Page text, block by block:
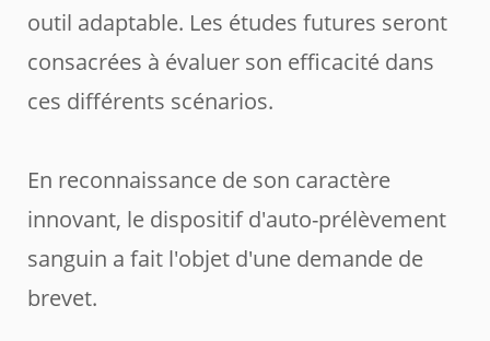
outil adaptable. Les études futures seront
consacrées à évaluer son efficacité dans
ces différents scénarios.
En reconnaissance de son caractère
innovant, le dispositif d'auto-prélèvement
sanguin a fait l'objet d'une demande de
brevet.